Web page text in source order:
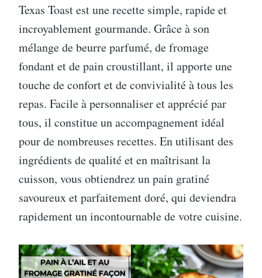
Texas Toast est une recette simple, rapide et
incroyablement gourmande. Grâce à son
mélange de beurre parfumé, de fromage
fondant et de pain croustillant, il apporte une
touche de confort et de convivialité à tous les
repas. Facile à personnaliser et apprécié par
tous, il constitue un accompagnement idéal
pour de nombreuses recettes. En utilisant des
ingrédients de qualité et en maîtrisant la
cuisson, vous obtiendrez un pain gratiné
savoureux et parfaitement doré, qui deviendra
rapidement un incontournable de votre cuisine.